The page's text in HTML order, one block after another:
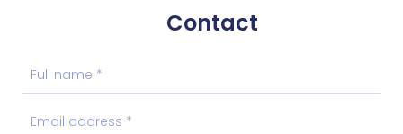
Contact